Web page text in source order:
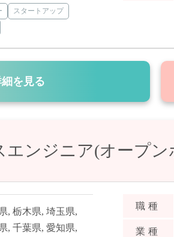
スタートアップ
を見る
エンジニア(オープ
, 栃木県, 埼玉県,
, 千葉県, 愛知県,
職種
業種